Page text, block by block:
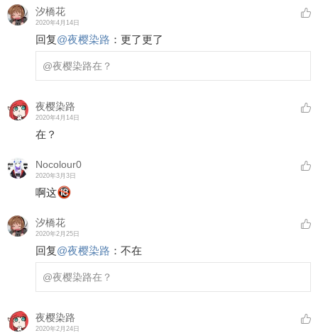
汐橋花
2020年4月14日
回复@夜樱染路 ： 更了更了
@夜樱染路在？
夜樱染路
2020年4月14日
在？
Nocolour0
2020年3月3日
啊这
汐橋花
2020年2月25日
回复@夜樱染路 ： 不在
@夜樱染路在？
夜樱染路
2020年2月24日